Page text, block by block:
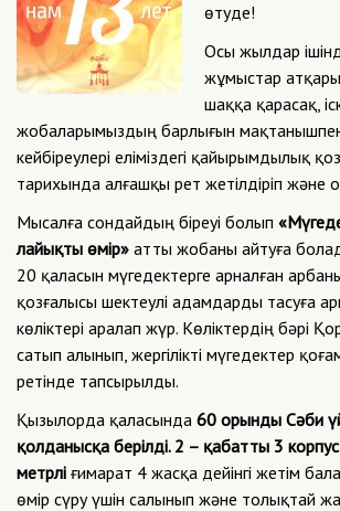
өтуде!
Осы жылдар
жұмыстар
шаққа қарасақ,
жобаларымыздың барлығын
кейбіреулері еліміздегі қайырымдылық
тарихында алғашқы рет жетілдіріп және
Мысалға сондайдың біреуі болып
лайықты өмір» атты жобаны айтуға
20 қаласын мүгедектерге арналған
қозғалысы шектеулі адамдарды тасуға
көліктері аралап жүр. Көліктердің бәрі
сатып алынып, жергілікті мүгедектер
ретінде тапсырылды.
Қызылорда қаласында 60 орынды Сәби
қолданысқа берілді. 2 – қабатты 3
метрлі ғимарат 4 жасқа дейінгі жетім
өмір сүру үшін салынып және толықтай